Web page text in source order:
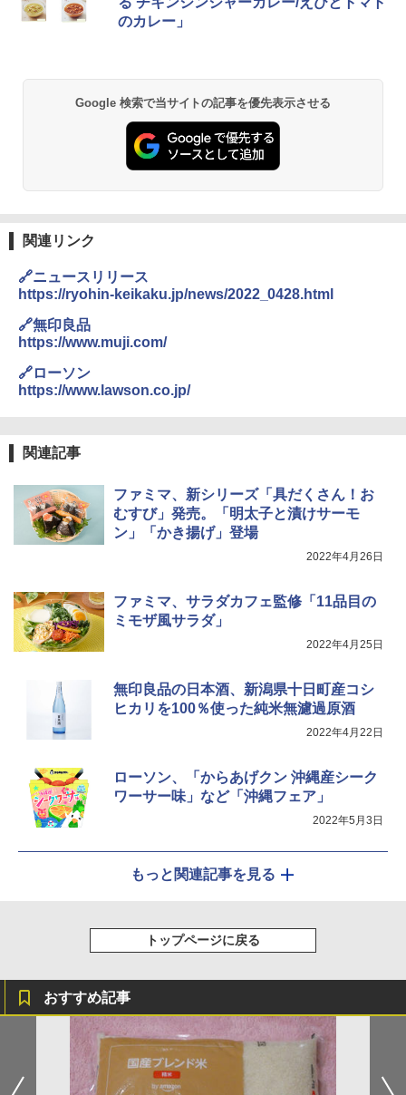
￥1,745
国分 tabete だし麺 千葉県産はまぐりだ
￥2,294
パニー
4
カップヌードル カップヌードルPRO シ
ーフードヌードル 高たんぱく&低糖質 さ
5
マルちゃん マルちゃんZUBAAAN! 横浜
家系醤油豚骨 3食パック 130g×3食
ル操作 コンパクト 一人暮らし 二人暮ら
し らくチン!（絶対湿度）センサー ノン
￥29,582
[山善] スチームオーブンレンジ 25L 一人
暮らし 二人暮らし フラットテーブル ス
チーム調理 自動メニュー19種搭載 角皿
[山善] スチームオーブンレンジ 省エネ
ーム調理 フラットテーブル トースト機
能 自動メニュー33種 簡単お手入れ ブラ
￥26,800
0℃ 1段調理 フラットテーブル 電子レン
ジ 赤外線センサー ノンフライ調理 簡単
お手入れ 小型 新生活 一人暮らし 二人暮
らし ファミリー
5
シャープ ウォーターオーブン ヘルシオ
AX-XJ1-B ブラック 30L 2段調理 コンベ
￥44,800
のカレー」
Google 検索で当サイトの記事を優先表示させる
関連リンク
🔗ニュースリリース
https://ryohin-keikaku.jp/news/2022_0428.html
🔗無印良品
https://www.muji.com/
🔗ローソン
https://www.lawson.co.jp/
関連記事
ファミマ、新シリーズ「具だくさん！お
むすび」発売。「明太子と漬けサーモ
ン」「かき揚げ」登場
2022年4月26日
ファミマ、サラダカフェ監修「11品目の
ミモザ風サラダ」
2022年4月25日
無印良品の日本酒、新潟県十日町産コシ
ヒカリを100％使った純米無濾過原酒
2022年4月22日
ローソン、「からあげクン 沖縄産シーク
ワーサー味」など「沖縄フェア」
2022年5月3日
もっと関連記事を見る
トップページに戻る
おすすめ記事